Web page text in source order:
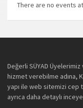
There are no events
Değerli SÜYAD
hizmet verebilme adına,
yapı ile web sitemizi cep
ayrıca daha detaylı